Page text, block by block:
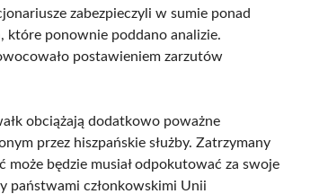
zabezpieczyli w sumie ponad
ponownie poddano analizie.
postawieniem zarzutów
obciążają dodatkowo poważne
przez hiszpańskie służby. Zatrzymany
będzie musiał odpokutować za swoje
państwami członkowskimi Unii